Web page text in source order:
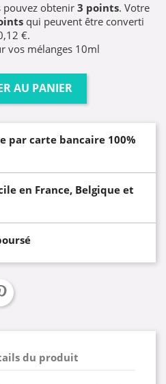
pouvez obtenir 3 points. Votre
qui peuvent être converti
€.
vos mélanges 10ml
AU PANIER
par carte bancaire 100%
en France, Belgique et
du produit